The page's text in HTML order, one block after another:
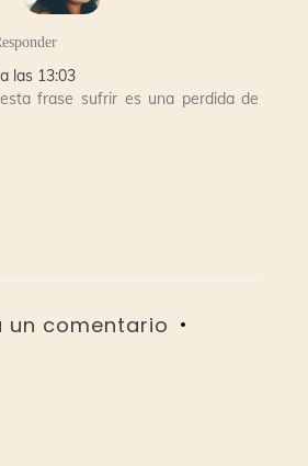
las 13:03
frase sufrir es una perdida de
un comentario